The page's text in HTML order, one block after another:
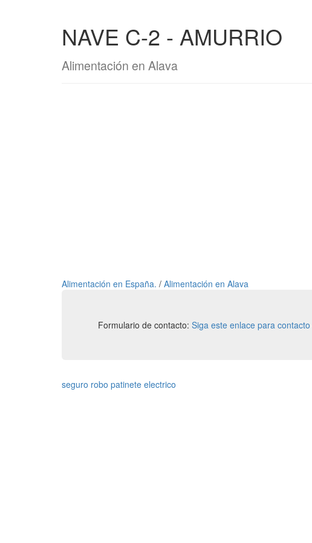
NAVE C-2 - AMURRIO
Alimentación en Alava
Alimentación en España. / Alimentación en Alava
Formulario de contacto: Siga este enlace para
seguro robo patinete electrico